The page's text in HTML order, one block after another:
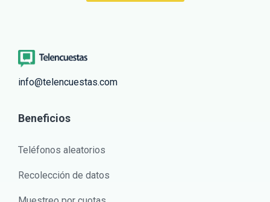
info@telencuestas.com
Beneficios
Teléfonos aleatorios
Recolección de datos